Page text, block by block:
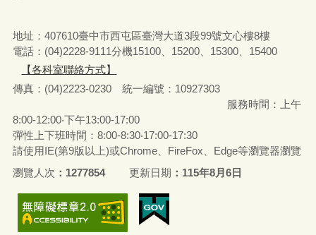
地址：407610臺中市西屯區臺灣大道3段99號文心樓8樓
電話：(04)2228-9111分機15100、15200、15300、15400
【各科室聯絡方式】
傳真：(04)2223-0230 統一編號 ： 10927303
服務時間：上午
8:00-12:00‧下午13:00-17:00
彈性上下班時間：8:00-8:30‧17:00-17:30
請使用IE(第9版以上)或Chrome、FireFox、Edge等瀏覽器瀏覽
瀏覽人次
1277854 更新日期 115年8月6日